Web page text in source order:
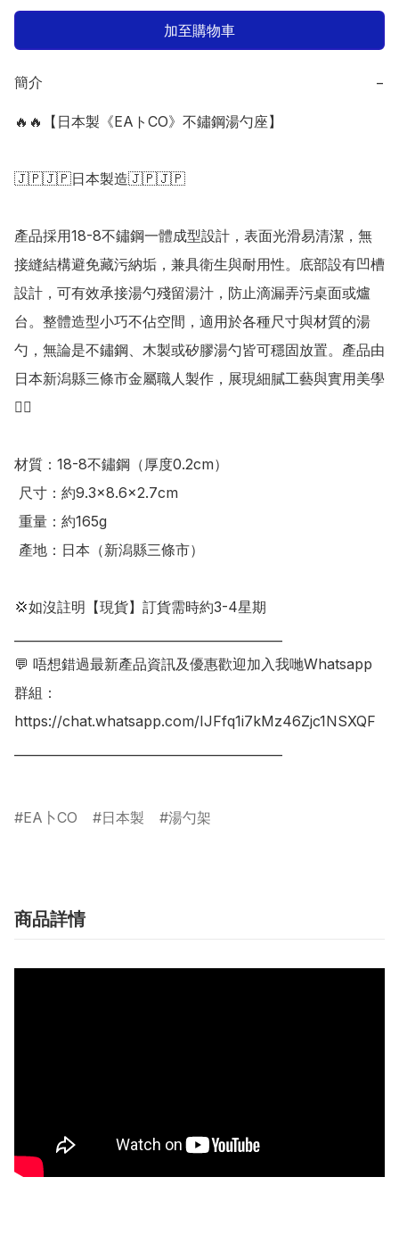
加至購物車
簡介 −
🔥🔥【日本製《EAトCO》不鏽鋼湯勺座】
🇯🇵🇯🇵日本製造🇯🇵🇯🇵
產品採用18-8不鏽鋼一體成型設計，表面光滑易清潔，無
接縫結構避免藏污納垢，兼具衛生與耐用性。底部設有凹槽
設計，可有效承接湯勺殘留湯汁，防止滴漏弄污桌面或爐
台。整體造型小巧不佔空間，適用於各種尺寸與材質的湯
勺，無論是不鏽鋼、木製或矽膠湯勺皆可穩固放置。產品由
日本新潟縣三條市金屬職人製作，展現細膩工藝與實用美學
👍🏻
材質：18-8不鏽鋼（厚度0.2cm）
💢如沒註明【現貨】訂貨需時約3-4星期
💬 唔想錯過最新產品資訊及優惠歡迎加入我哋Whatsapp
群組：
https://chat.whatsapp.com/IJFfq1i7kMz46Zjc1NSXQF
EA卜CO 日本製 湯勺架
商品詳情